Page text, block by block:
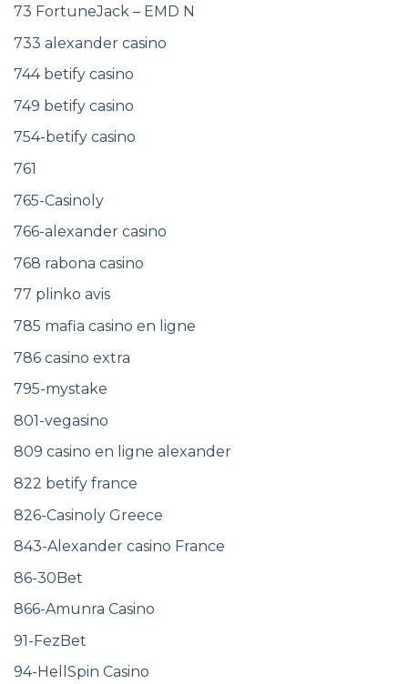
73 FortuneJack – EMD N
733 alexander casino
744 betify casino
749 betify casino
754-betify casino
761
765-Casinoly
766-alexander casino
768 rabona casino
77 plinko avis
785 mafia casino en ligne
786 casino extra
795-mystake
801-vegasino
809 casino en ligne alexander
822 betify france
826-Casinoly Greece
843-Alexander casino France
86-30Bet
866-Amunra Casino
91-FezBet
94-HellSpin Casino